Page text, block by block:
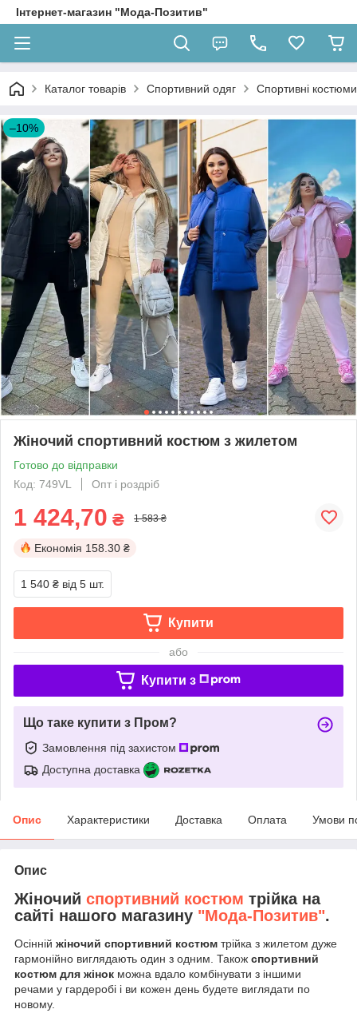
Інтернет-магазин "Мода-Позитив"
Каталог товарів Спортивний одяг Спортивні костюми
–10%
Жіночий спортивний костюм з жилетом
Готово до відправки
Код: 749VL
Опт і роздріб
1 424,70 ₴ 1 583 ₴
Економія 158.30 ₴
1 540 ₴ від 5 шт.
Купити
або
Купити з
Що таке купити з Пром?
Замовлення під захистом
Доступна доставка
Опис Характеристики Доставка Оплата Умови
Опис
Жіночий спортивний костюм трійка на
сайті нашого магазину "Moдa-Позитив".
Осінній жіночий спортивний костюм трійка з жилетом дуже
гармонійно виглядають один з одним. Також спортивний
костюм для жінок можна вдало комбінувати з іншими
речами у гардеробі і ви кожен день будете виглядати по
новому.